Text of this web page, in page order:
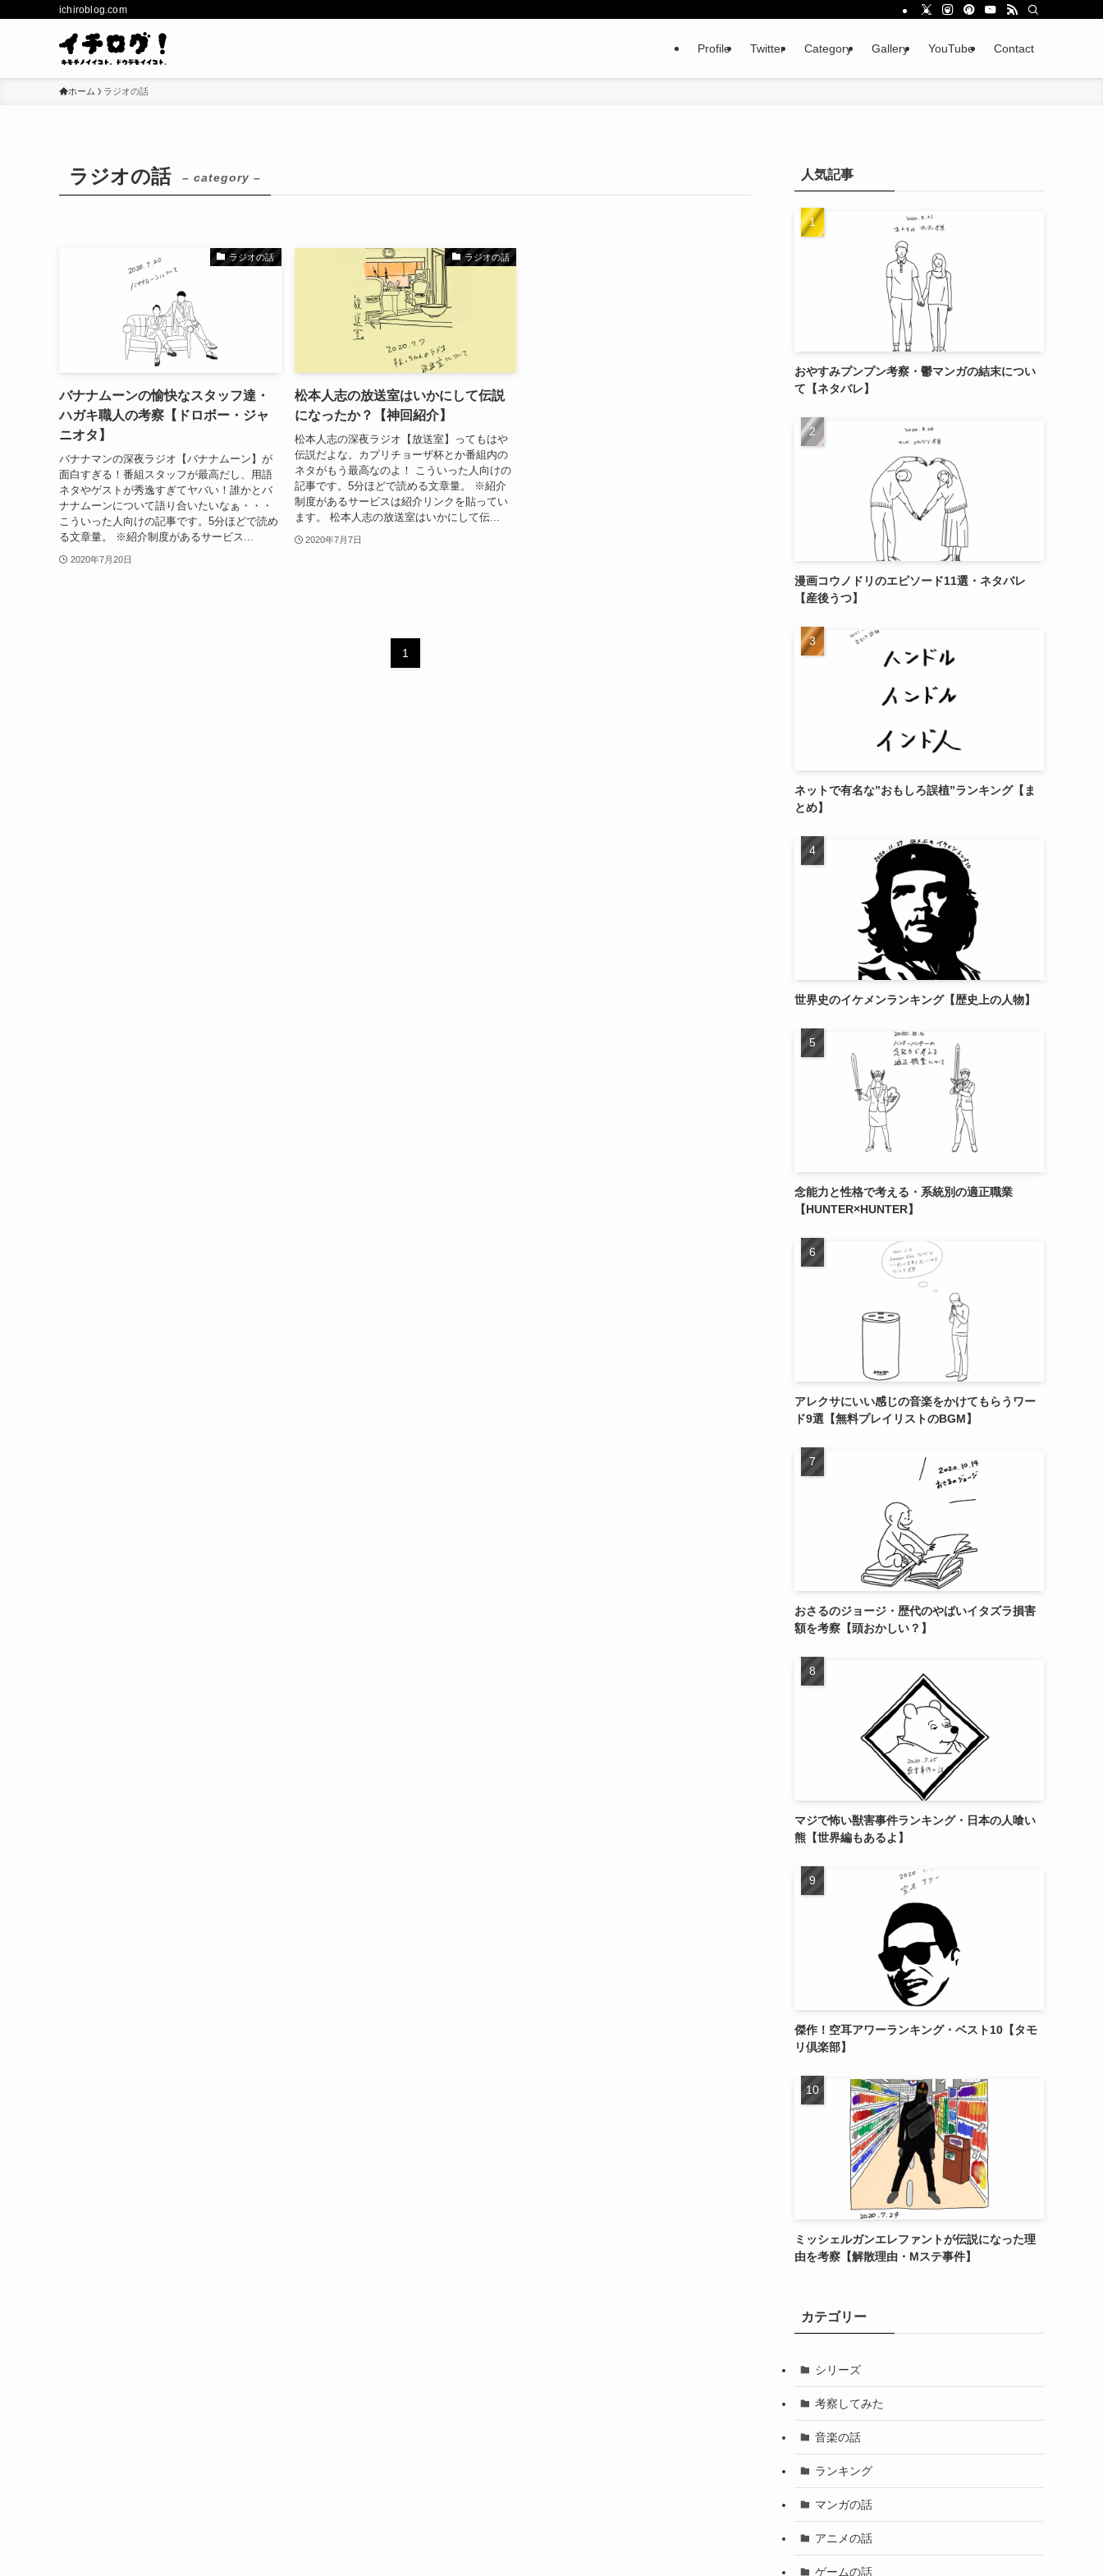
ichiroblog.com
Profile Twitter Category Gallery YouTube Contact
ホーム ラジオの話
ラジオの話 – category –
ラジオの話
バナナムーンの愉快なスタッフ達・
ハガキ職人の考察【ドロボー・ジャ
ニオタ】
バナナマンの深夜ラジオ【バナナムーン】が
面白すぎる！番組スタッフが最高だし、用語
ネタやゲストが秀逸すぎてヤバい！誰かとバ
ナナムーンについて語り合いたいなぁ・・・
こういった人向けの記事です。5分ほどで読め
る文章量。 ※紹介制度があるサービス...
2020年7月20日
ラジオの話
松本人志の放送室はいかにして伝説
になったか？【神回紹介】
松本人志の深夜ラジオ【放送室】ってもはや
伝説だよな。カプリチョーザ杯とか番組内の
ネタがもう最高なのよ！ こういった人向けの
記事です。5分ほどで読める文章量。 ※紹介
制度があるサービスは紹介リンクを貼ってい
ます。 松本人志の放送室はいかにして伝...
2020年7月7日
1
人気記事
おやすみプンプン考察・鬱マンガの結末につい
て【ネタバレ】
漫画コウノドリのエピソード11選・ネタバレ
【産後うつ】
ネットで有名な”おもしろ誤植”ランキング【ま
とめ】
世界史のイケメンランキング【歴史上の人物】
念能力と性格で考える・系統別の適正職業
【HUNTER×HUNTER】
アレクサにいい感じの音楽をかけてもらうワー
ド9選【無料プレイリストのBGM】
おさるのジョージ・歴代のやばいイタズラ損害
額を考察【頭おかしい？】
マジで怖い獣害事件ランキング・日本の人喰い
熊【世界編もあるよ】
傑作！空耳アワーランキング・ベスト10【タモ
リ倶楽部】
ミッシェルガンエレファントが伝説になった理
由を考察【解散理由・Mステ事件】
カテゴリー
シリーズ
考察してみた
音楽の話
ランキング
マンガの話
アニメの話
ゲームの話